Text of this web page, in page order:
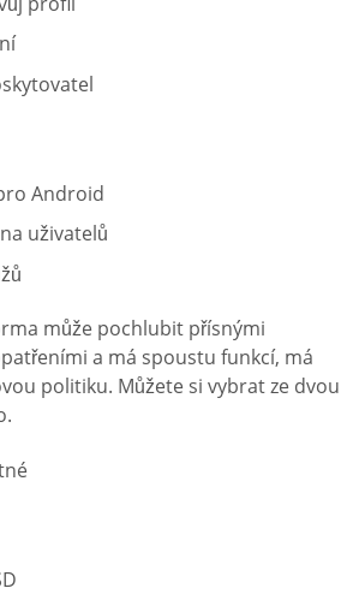
Android
uživatelů
může pochlubit přísnými
a má spoustu funkcí, má
politiku. Můžete si vybrat ze dvou